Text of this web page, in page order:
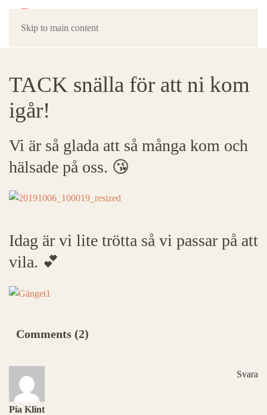
Skip to main content
TACK snälla för att ni kom
igår!
Vi är så glada att så många kom och
hälsade på oss. 😘
Idag är vi lite trötta så vi passar på att
vila. 💕
Comments (2)
Pia Klint
Svara